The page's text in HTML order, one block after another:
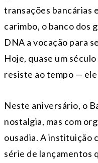
transações bancárias
carimbo, o banco dos
DNA a vocação para
Hoje, quase um
resiste ao tempo — ele
Neste aniversário, o
nostalgia, mas com
ousadia. A instituição
série de lançamentos